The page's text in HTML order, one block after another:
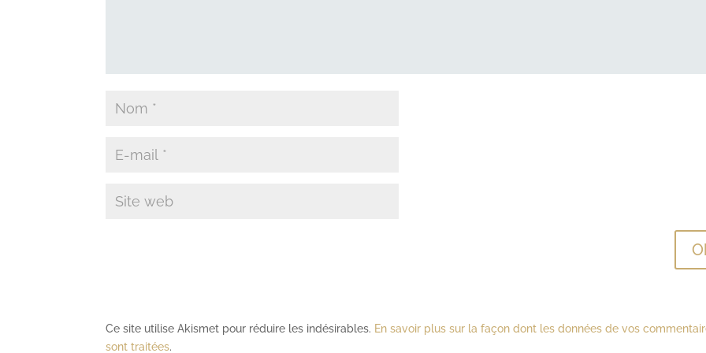
Ce site utilise Akismet pour réduire les indésirables. En savoir plus sur la façon dont les données de vos
sont traitées.